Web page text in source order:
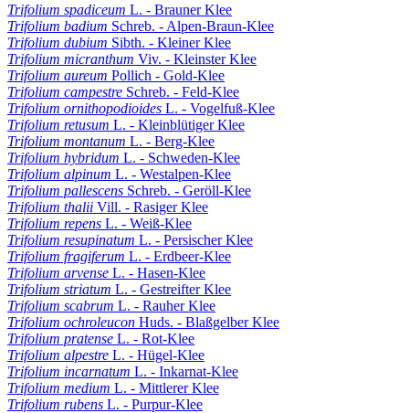
Trifolium spadiceum L. - Brauner Klee
Trifolium badium Schreb. - Alpen-Braun-Klee
Trifolium dubium Sibth. - Kleiner Klee
Trifolium micranthum Viv. - Kleinster Klee
Trifolium aureum Pollich - Gold-Klee
Trifolium campestre Schreb. - Feld-Klee
Trifolium ornithopodioides L. - Vogelfuß-Klee
Trifolium retusum L. - Kleinblütiger Klee
Trifolium montanum L. - Berg-Klee
Trifolium hybridum L. - Schweden-Klee
Trifolium alpinum L. - Westalpen-Klee
Trifolium pallescens Schreb. - Geröll-Klee
Trifolium thalii Vill. - Rasiger Klee
Trifolium repens L. - Weiß-Klee
Trifolium resupinatum L. - Persischer Klee
Trifolium fragiferum L. - Erdbeer-Klee
Trifolium arvense L. - Hasen-Klee
Trifolium striatum L. - Gestreifter Klee
Trifolium scabrum L. - Rauher Klee
Trifolium ochroleucon Huds. - Blaßgelber Klee
Trifolium pratense L. - Rot-Klee
Trifolium alpestre L. - Hügel-Klee
Trifolium incarnatum L. - Inkarnat-Klee
Trifolium medium L. - Mittlerer Klee
Trifolium rubens L. - Purpur-Klee